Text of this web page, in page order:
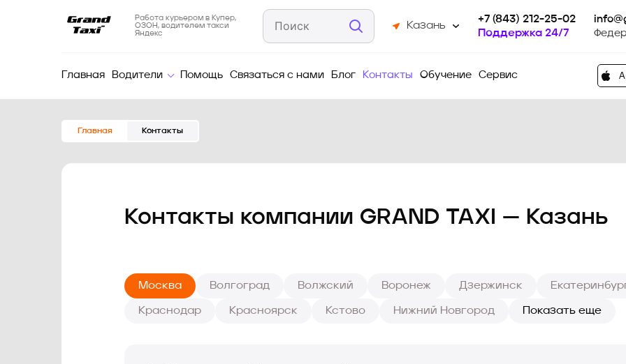
Работа курьером в Купер,
ОЗОН, водителем такси
Яндекс
Казань
+7 (843) 212-25-02
Поддержка 24/7
Главная Водители Помощь Связаться с нами Блог Контакты Обучение Сервис
Главная Контакты
Контакты компании GRAND TAXI — Казань
Москва Волгоград Волжский Воронеж Дзержинск
Краснодар Красноярск Кстово Нижний Новгород Показать еще